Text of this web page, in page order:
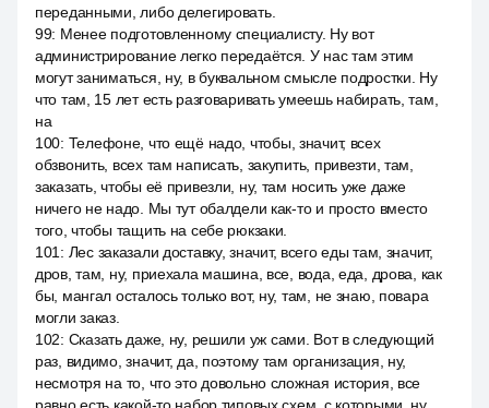
переданными, либо делегировать.
99: Менее подготовленному специалисту. Ну вот
администрирование легко передаётся. У нас там этим
могут заниматься, ну, в буквальном смысле подростки. Ну
что там, 15 лет есть разговаривать умеешь набирать, там,
на
100: Телефоне, что ещё надо, чтобы, значит, всех
обзвонить, всех там написать, закупить, привезти, там,
заказать, чтобы её привезли, ну, там носить уже даже
ничего не надо. Мы тут обалдели как-то и просто вместо
того, чтобы тащить на себе рюкзаки.
101 : Лес заказали доставку, значит, всего еды там, значит,
дров, там, ну, приехала машина, все, вода, еда, дрова, как
бы, мангал осталось только вот, ну, там, не знаю, повара
могли заказ.
102: Сказать даже, ну, решили уж сами. Вот в следующий
раз, видимо, значит, да, поэтому там организация, ну,
несмотря на то, что это довольно сложная история, все